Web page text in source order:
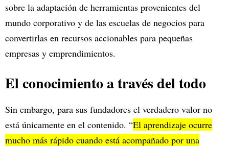
sobre la adaptación de herramientas provenientes del
mundo corporativo y de las escuelas de negocios para
convertirlas en recursos accionables para pequeñas
empresas y emprendimientos.
El conocimiento a través del todo
Sin embargo, para sus fundadores el verdadero valor no
está únicamente en el contenido. “El aprendizaje ocurre
mucho más rápido cuando está acompañado por una